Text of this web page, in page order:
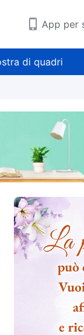
App per
di quadri